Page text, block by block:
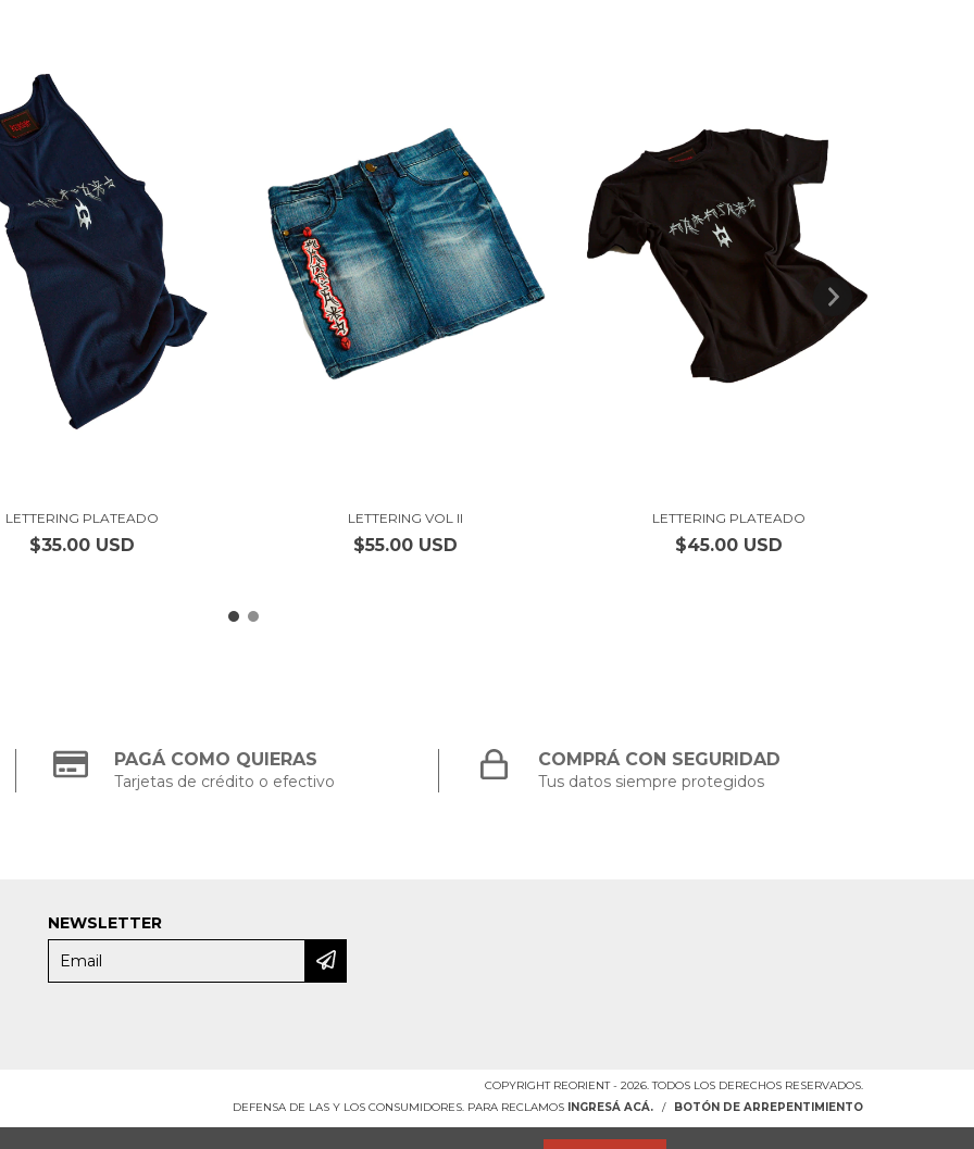
LETTERING PLATEADO
$35.00 USD
LETTERING VOL II
$55.00 USD
LETTERING PLATEADO
$45.00 USD
PAGÁ COMO QUIERAS
Tarjetas de crédito o efectivo
COMPRÁ CON SEGURIDAD
Tus datos siempre protegidos
NEWSLETTER
COPYRIGHT REORIENT - 2026. TODOS LOS DERECHOS RESERVADOS.
DEFENSA DE LAS Y LOS CONSUMIDORES. PARA RECLAMOS
INGRESÁ ACÁ. / BOTÓN DE ARREPENTIMIENTO